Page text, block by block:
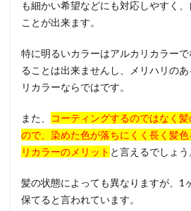
も細かい希望などにも対応しやすく
ことが出来ます。
特に明るいカラーはアルカリカラー
ることは出来ませんし、メリハリの
リカラーならではです。
また、
コーティングするのではなく
ので、染めた色が落ちにくく長く髪
リカラーのメリット と言えるでしょう
髪の状態によっても異なりますが、1
保てると言われています。